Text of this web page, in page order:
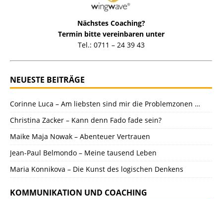
Nächstes Coaching?
Termin bitte vereinbaren unter
Tel.: 0711 – 24 39 43
NEUESTE BEITRÄGE
Corinne Luca – Am liebsten sind mir die Problemzonen …
Christina Zacker – Kann denn Fado fade sein?
Maike Maja Nowak – Abenteuer Vertrauen
Jean-Paul Belmondo – Meine tausend Leben
Maria Konnikova – Die Kunst des logischen Denkens
KOMMUNIKATION UND COACHING